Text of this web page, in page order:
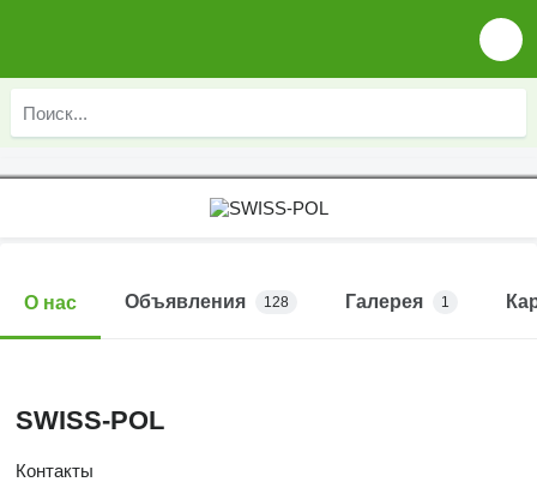
О нас Объявления 128 Галерея 1
SWISS-POL
Контакты